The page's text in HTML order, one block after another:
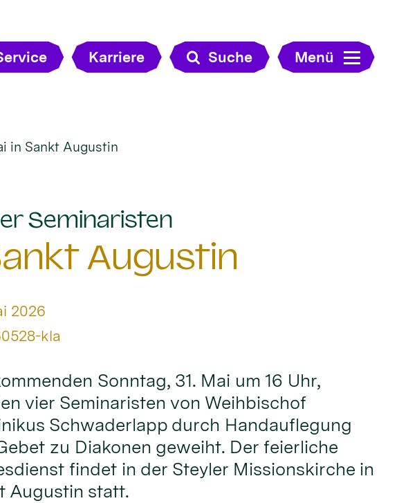
Karriere Suche Menü
in Sankt Augustin
Seminaristen
Augustin
2026
kla
Sonntag, 31. Mai um 16 Uhr,
vier Seminaristen von Weihbischof
Schwaderlapp durch Handauflegung
zu Diakonen geweiht. Der feierliche
findet in der Steyler Missionskirche in
Augustin statt.